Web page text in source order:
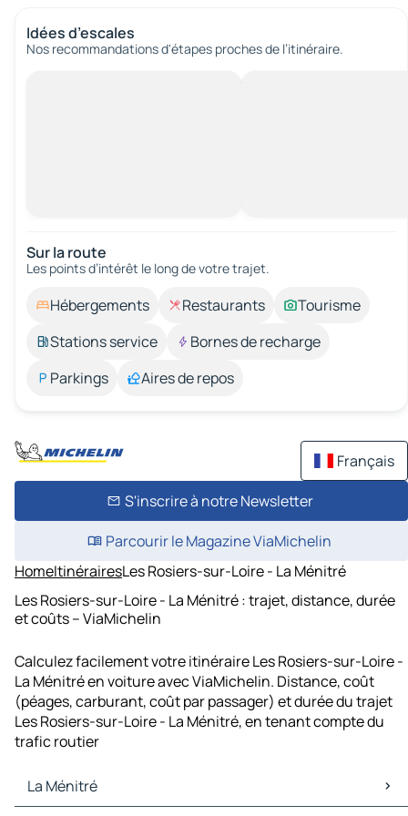
Idées d’escales
Nos recommandations d'étapes proches de l’itinéraire.
Sur la route
Les points d’intérêt le long de votre trajet.
Hébergements Restaurants
Tourisme
Stations service
Bornes de recharge
Parkings
Aires de repos
Français
S'inscrire à notre Newsletter
Parcourir le Magazine ViaMichelin
HomeItinérairesLes Rosiers-sur-Loire - La Ménitré
Les Rosiers-sur-Loire - La Ménitré : trajet, distance, durée
et coûts – ViaMichelin
Calculez facilement votre itinéraire Les Rosiers-sur-Loire -
La Ménitré en voiture avec ViaMichelin. Distance, coût
(péages, carburant, coût par passager) et durée du trajet
Les Rosiers-sur-Loire - La Ménitré, en tenant compte du
trafic routier
La Ménitré